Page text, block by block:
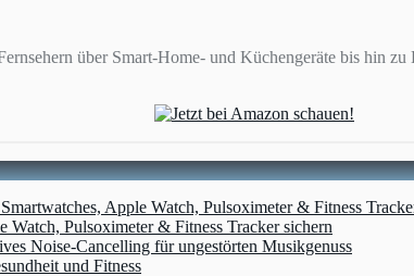
über Smart-Home- und Küchengeräte bis hin
Apple Watch, Pulsoximeter & Fitness
Pulsoximeter & Fitness Tracker sichern
Noise-Cancelling für ungestörten Musikgenuss
und Fitness